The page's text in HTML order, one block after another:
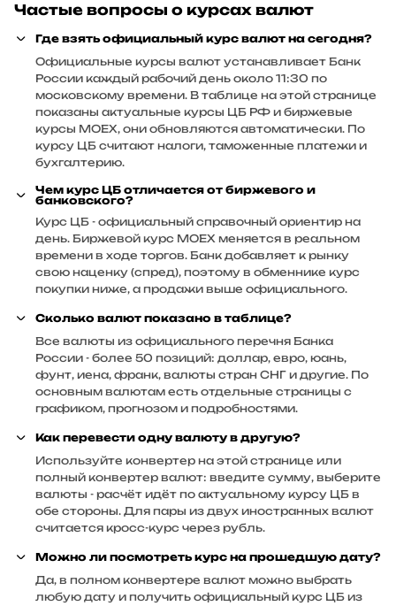
Частые вопросы о курсах валют
Где взять официальный курс валют на сегодня?
Официальные курсы валют устанавливает Банк
России каждый рабочий день около 11:30 по
московскому времени. В таблице на этой странице
показаны актуальные курсы ЦБ РФ и биржевые
курсы MOEX, они обновляются автоматически. По
курсу ЦБ считают налоги, таможенные платежи и
бухгалтерию.
Чем курс ЦБ отличается от биржевого и
банковского?
Курс ЦБ - официальный справочный ориентир на
день. Биржевой курс MOEX меняется в реальном
времени в ходе торгов. Банк добавляет к рынку
свою наценку (спред), поэтому в обменнике курс
покупки ниже, а продажи выше официального.
Сколько валют показано в таблице?
Все валюты из официального перечня Банка
России - более 50 позиций: доллар, евро, юань,
фунт, иена, франк, валюты стран СНГ и другие. По
основным валютам есть отдельные страницы с
графиком, прогнозом и подробностями.
Как перевести одну валюту в другую?
Используйте конвертер на этой странице или
полный конвертер валют: введите сумму, выберите
валюты - расчёт идёт по актуальному курсу ЦБ в
обе стороны. Для пары из двух иностранных валют
считается кросс-курс через рубль.
Можно ли посмотреть курс на прошедшую дату?
Да, в полном конвертере валют можно выбрать
любую дату и получить официальный курс ЦБ из